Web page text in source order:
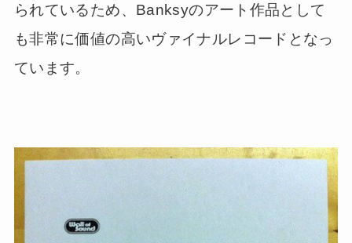
られているため、Banksyのアート作品として
も非常に価値の高いヴァイナルレコードとなっ
ています。